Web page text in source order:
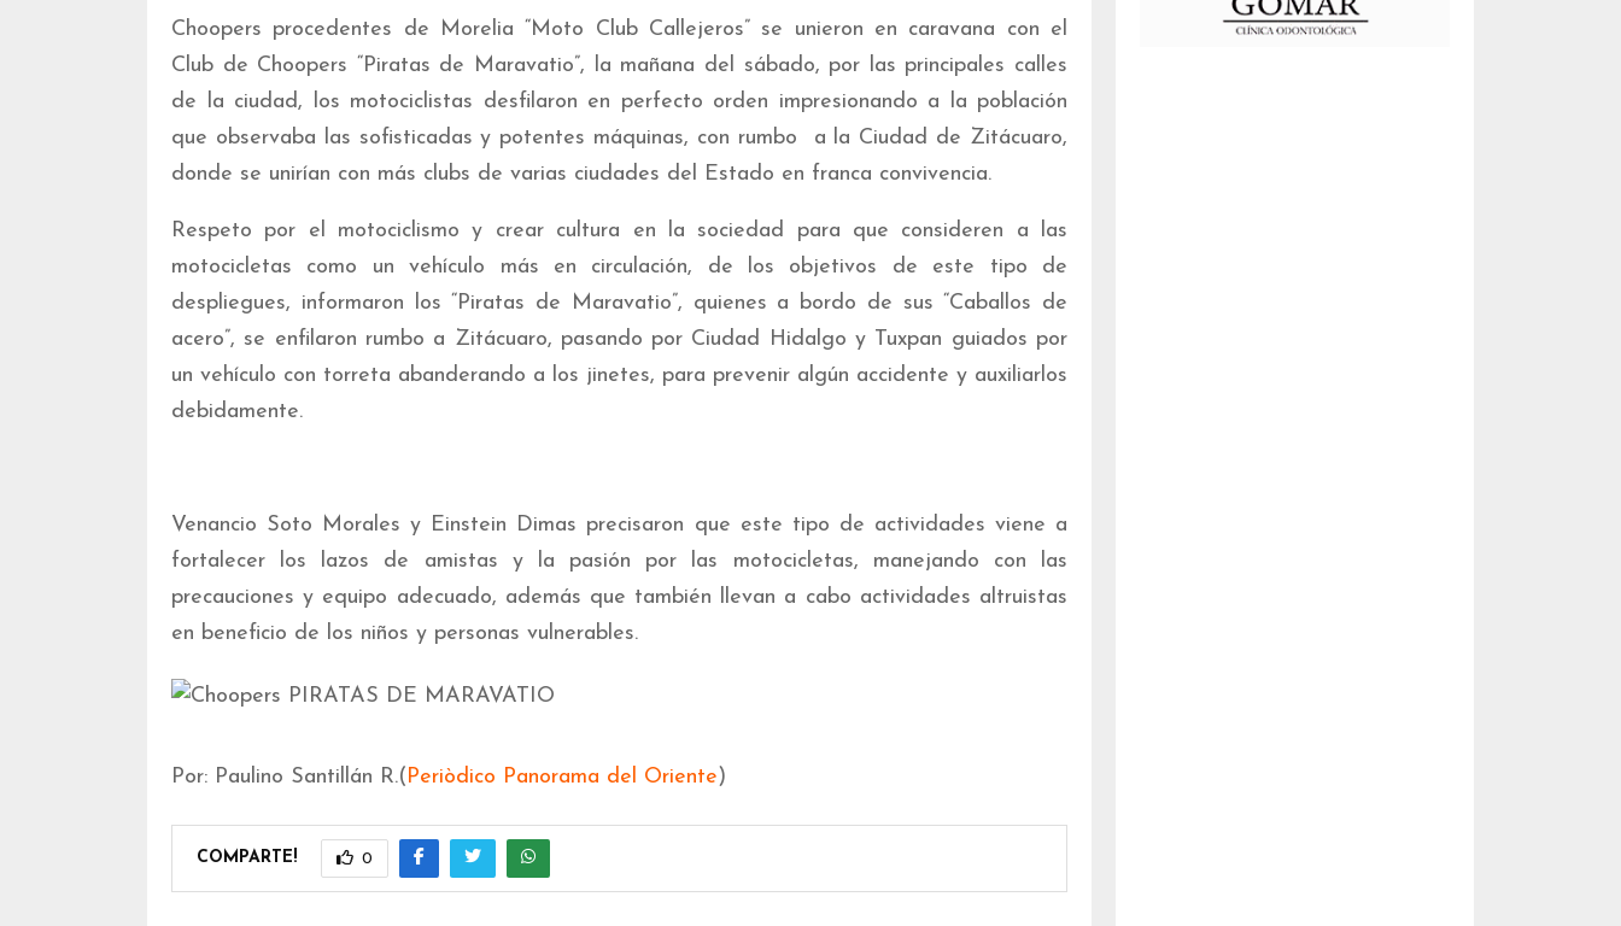
Choopers procedentes de Morelia “Moto Club Callejeros” se unieron en caravana con el
Club de Choopers “Piratas de Maravatio”, la mañana del sábado, por las principales calles
de la ciudad, los motociclistas desfilaron en perfecto orden impresionando a la población
que observaba las sofisticadas y potentes máquinas, con rumbo a la Ciudad de Zitácuaro,
donde se unirían con más clubs de varias ciudades del Estado en franca convivencia.
Respeto por el motociclismo y crear cultura en la sociedad para que consideren a las
motocicletas como un vehículo más en circulación, de los objetivos de este tipo de
despliegues, informaron los “Piratas de Maravatio”, quienes a bordo de sus “Caballos de
acero”, se enfilaron rumbo a Zitácuaro, pasando por Ciudad Hidalgo y Tuxpan guiados por
un vehículo con torreta abanderando a los jinetes, para prevenir algún accidente y auxiliarlos
debidamente.
Venancio Soto Morales y Einstein Dimas precisaron que este tipo de actividades viene a
fortalecer los lazos de amistas y la pasión por las motocicletas, manejando con las
precauciones y equipo adecuado, además que también llevan a cabo actividades altruistas
en beneficio de los niños y personas vulnerables.
Por: Paulino Santillán R.( Periòdico Panorama del Oriente)
COMPARTE! 0